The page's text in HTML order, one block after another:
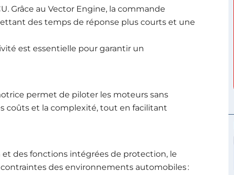
Grâce au Vector Engine, la commande
des temps de réponse plus courts et une
est essentielle pour garantir un
permet de piloter les moteurs sans
coûts et la complexité, tout en facilitant
des fonctions intégrées de protection, le
des environnements automobiles :